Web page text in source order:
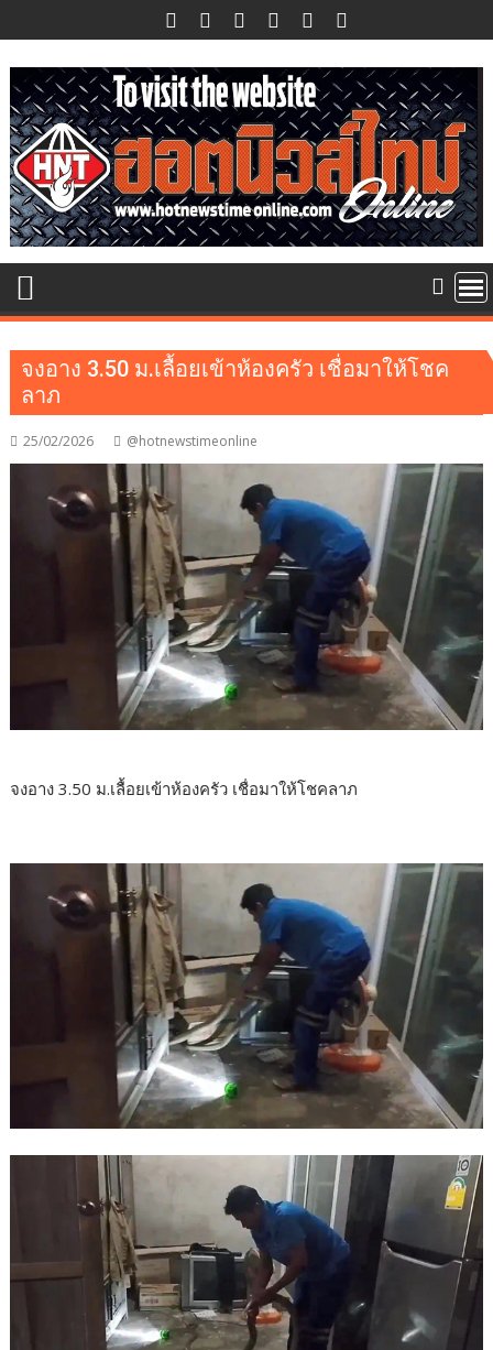
to
content
จงอาง 3.50 ม.เลื้อยเข้าห้องครัว เชื่อมาให้โชค
ลาภ
25/02/2026 @hotnewstimeonline
จงอาง 3.50 ม.เลื้อยเข้าห้องครัว เชื่อมาให้โชคลาภ